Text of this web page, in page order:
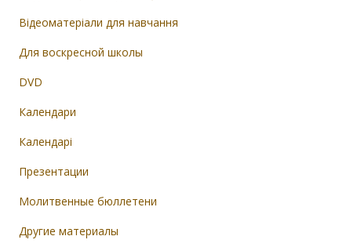
Відеоматеріали для навчання
Для воскресной школы
DVD
Календари
Календарі
Презентации
Молитвенные бюллетени
Другие материалы